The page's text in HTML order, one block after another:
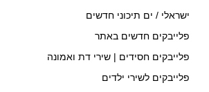
ישראלי / ים תיכוני חדשים
פלייבקים חדשים באתר
פלייבקים חסידים | שירי דת ואמונה
פלייבקים לשירי ילדים